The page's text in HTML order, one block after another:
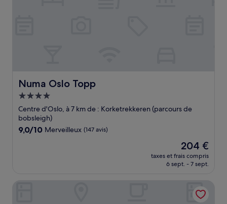
Numa Oslo Topp
Numa Oslo Topp
Hébergement
4.0 étoiles
Centre d'Oslo, à 7 km de : Korketrekkeren (parcours de
bobsleigh)
9.0
9,0/10 Merveilleux (147 avis)
Le
nouveau
prix
de
204 €
204 €
taxes et frais compris
6 sept. - 7 sept.